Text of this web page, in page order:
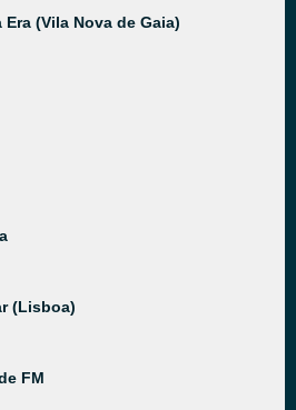
Era (Vila Nova de Gaia)
(Lisboa)
FM